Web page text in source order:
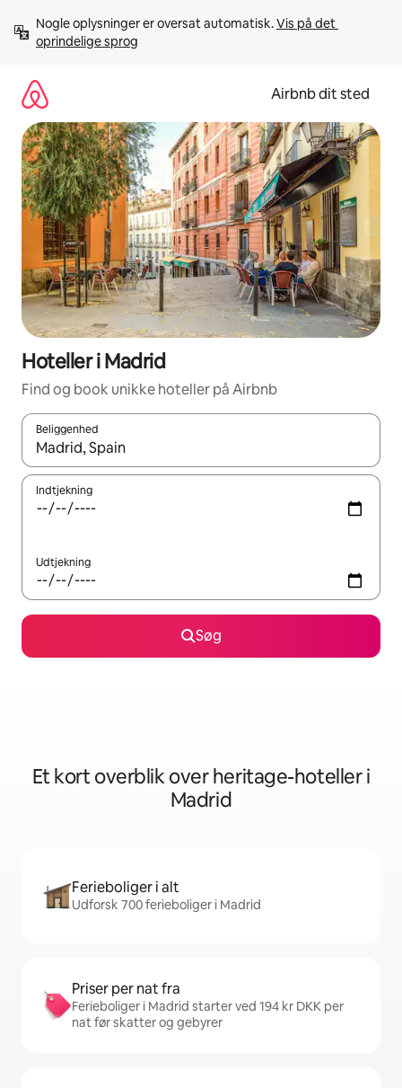
videre
Nogle oplysninger er oversat automatisk. Vis på det
oprindelige sprog
Airbnb dit sted
Hoteller i Madrid
Find og book unikke hoteller på Airbnb
Beliggenhed
Når resultaterne er tilgængelige, skal du navigere med
Indtjekning
Udtjekning
Søg
Et kort overblik over heritage-hoteller i
Madrid
Ferieboliger i alt
Udforsk 700 ferieboliger i Madrid
Priser per nat fra
Ferieboliger i Madrid starter ved 194 kr DKK per
nat før skatter og gebyrer